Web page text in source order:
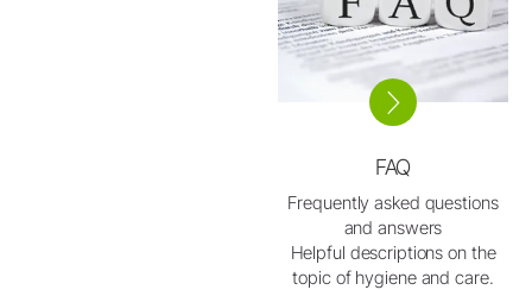
FAQ
Frequently asked questions
and answers
Helpful descriptions on the
topic of hygiene and care.